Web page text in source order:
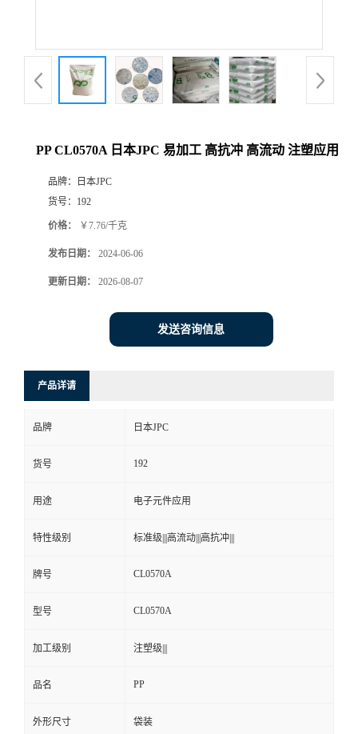
PP CL0570A 日本JPC 易加工 高抗冲 高流动 注塑应用
品牌：
日本JPC
货号： 192
价格： ￥7.76/千克
发布日期： 2024-06-06
更新日期： 2026-08-07
发送咨询信息
产品详请
品牌 日本JPC
货号 192
用途 电子元件应用
特性级别 标准级|||高流动|||高抗冲|||
牌号 CL0570A
型号 CL0570A
加工级别 注塑级|||
品名 PP
外形尺寸 袋装